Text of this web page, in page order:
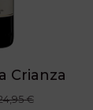
Crianza
€